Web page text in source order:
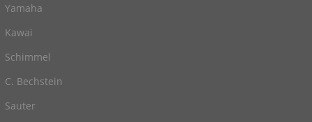
Yamaha
Kawai
Schimmel
C. Bechstein
Sauter